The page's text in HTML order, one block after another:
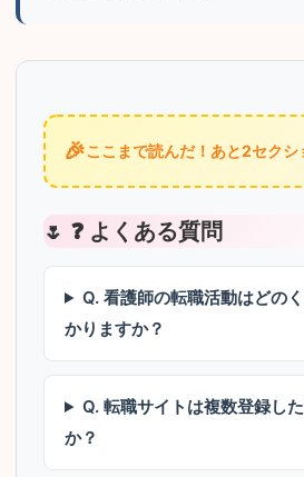
🎉ここまで読んだ！あと2セクシ
❓ よくある質問
Q. 看護師の転職活動はどの
かりますか？
Q. 転職サイトは複数登録し
か？